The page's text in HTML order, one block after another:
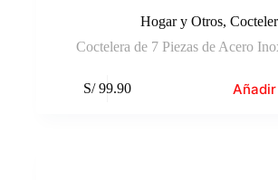
Hogar y Otros,
Coctelera de 7 Piezas de Acero
S/99.90